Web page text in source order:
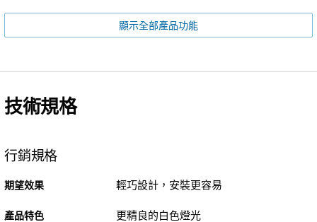
顯示全部產品功能
技術規格
行銷規格
期望效果 輕巧設計，安裝更容易
產品特色 更精良的白色燈光